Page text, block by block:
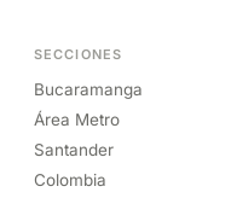
SECCIONES
Bucaramanga
Área Metro
Santander
Colombia